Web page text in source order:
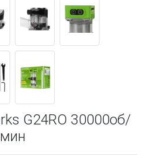
G24RO 30000об/
мин